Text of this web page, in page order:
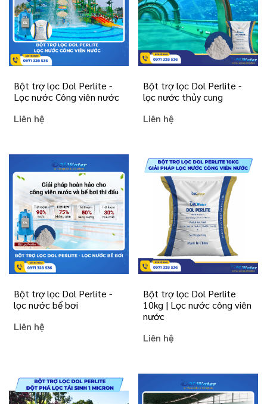
Bột trợ lọc Dol Perlite -
Lọc nước Công viên nước
Liên hệ
Bột trợ lọc Dol Perlite -
lọc nước thủy cung
Liên hệ
Bột trợ lọc Dol Perlite -
lọc nước bể bơi
Liên hệ
Bột trợ lọc Dol Perlite
10kg | Lọc nước công viên
nước
Liên hệ